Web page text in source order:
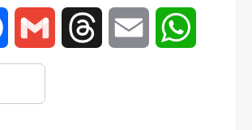
Facebook Gmail Threads Email